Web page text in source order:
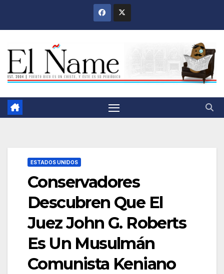
ESTADOS UNIDOS
Conservadores
Descubren Que El
Juez John G. Roberts
Es Un Musulmán
Comunista Keniano